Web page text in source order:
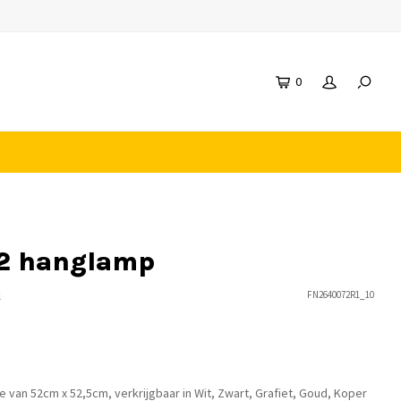
0
hanglamp
FN2640072R1_10
van 52cm x 52,5cm, verkrijgbaar in Wit, Zwart, Grafiet, Goud, Koper